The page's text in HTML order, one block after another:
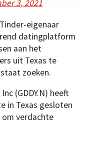
3, 2021
eigenaar
datingplatform
aan het
uit Texas te
zoeken.
(GDDY.N) heeft
in Texas gesloten
verdachte